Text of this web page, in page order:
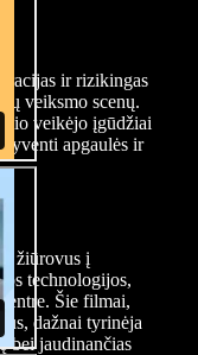
ir rizikingas
veiksmo scenų.
veikėjo įgūdžiai
apgaulės ir
žiūrovus į
technologijos,
Šie filmai,
dažnai tyrinėja
bei jaudinančias